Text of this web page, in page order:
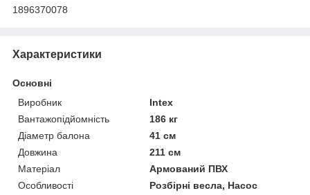
1896370078
Характеристики
Основні
Виробник
Intex
Вантажопідйомність
186 кг
Діаметр балона
41 см
Довжина
211 см
Матеріал
Армований ПВХ
Особливості
Розбірні весла, Насос